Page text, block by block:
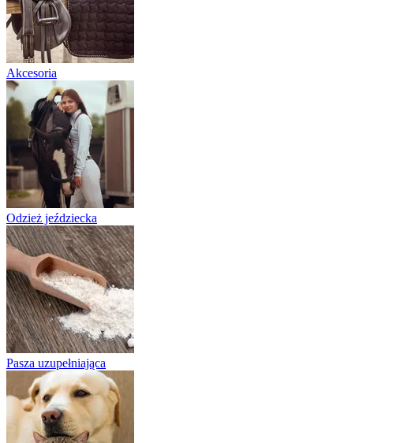
Akcesoria
Odzież jeździecka
Pasza uzupełniająca